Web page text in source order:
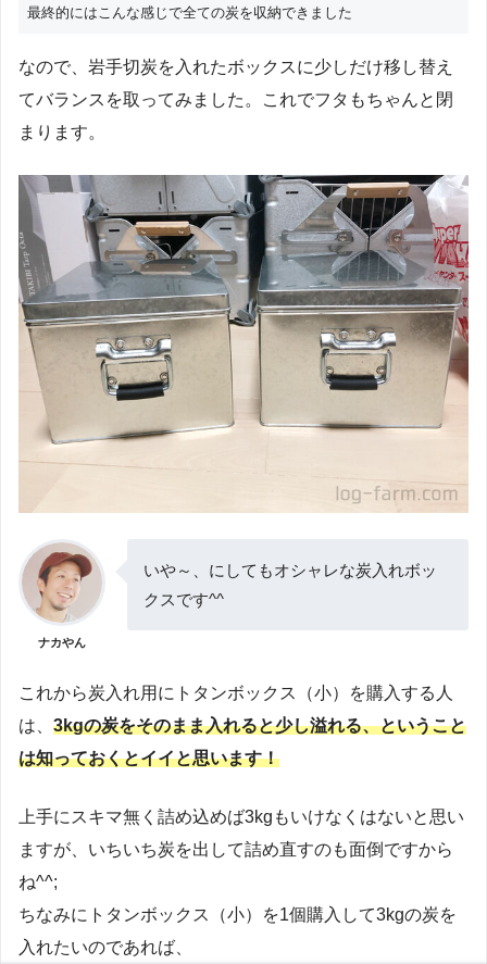
最終的にはこんな感じで全ての炭を収納できました
なので、岩手切炭を入れたボックスに少しだけ移し替え
てバランスを取ってみました。これでフタもちゃんと閉
まります。
ナカやん
いや～、にしてもオシャレな炭入れボッ
クスです^^
これから炭入れ用にトタンボックス（小）を購入する人
は、 3kgの炭をそのまま入れると少し溢れる、ということ
は知っておくとイイと思います！
上手にスキマ無く詰め込めば3kgもいけなくはないと思い
ますが、いちいち炭を出して詰め直すのも面倒ですから
ね^^;
ちなみにトタンボックス（小）を1個購入して3kgの炭を
入れたいのであれば、